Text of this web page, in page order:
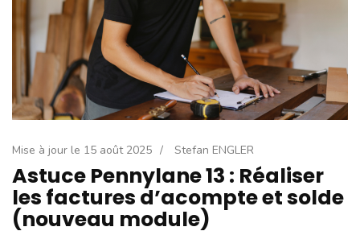
Mise à jour le 15 août 2025 / Stefan ENGLER
Astuce Pennylane 13 : Réaliser
les factures d’acompte et solde
(nouveau module)